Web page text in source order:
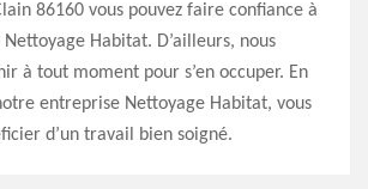
86160 vous pouvez faire confiance à
Habitat. D’ailleurs, nous
à tout moment pour s’en occuper. En
entreprise Nettoyage Habitat, vous
d’un travail bien soigné.